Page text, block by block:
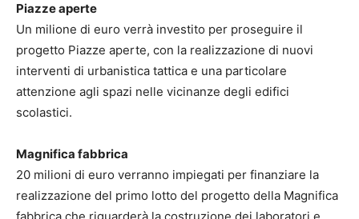
Piazze aperte
Un milione di euro verrà investito per proseguire il
progetto Piazze aperte, con la realizzazione di nuovi
interventi di urbanistica tattica e una particolare
attenzione agli spazi nelle vicinanze degli edifici
scolastici.
Magnifica fabbrica
20 milioni di euro verranno impiegati per finanziare la
realizzazione del primo lotto del progetto della Magnifica